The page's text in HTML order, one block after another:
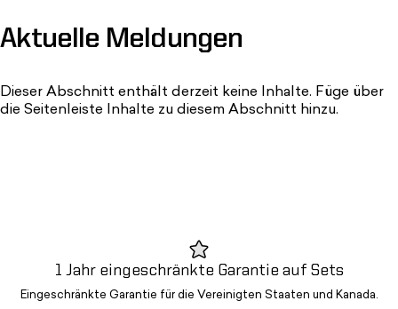
Aktuelle Meldungen
Dieser Abschnitt enthält derzeit keine Inhalte. Füge über
die Seitenleiste Inhalte zu diesem Abschnitt hinzu.
1 Jahr eingeschränkte Garantie auf Sets
Eingeschränkte Garantie für die Vereinigten Staaten und Kanada.